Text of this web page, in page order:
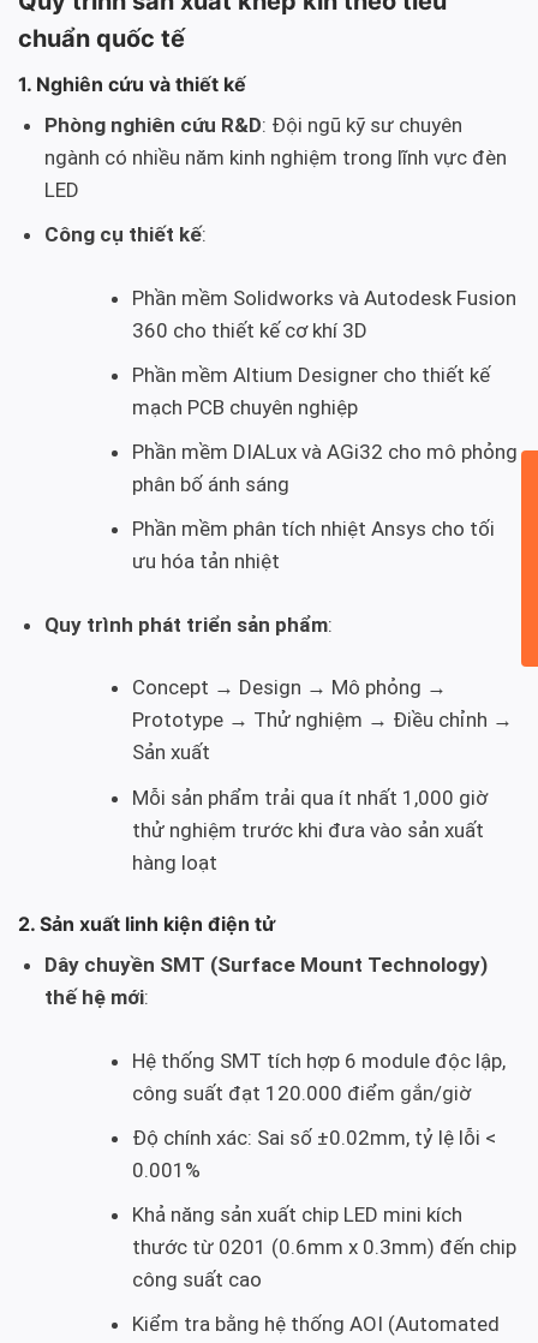
chuẩn quốc tế
1. Nghiên cứu và thiết kế
Phòng nghiên cứu R&D: Đội ngũ kỹ sư chuyên
ngành có nhiều năm kinh nghiệm trong lĩnh vực đèn
LED
Công cụ thiết kế:
Phần mềm Solidworks và Autodesk Fusion
360 cho thiết kế cơ khí 3D
Phần mềm Altium Designer cho thiết kế
mạch PCB chuyên nghiệp
Phần mềm DIALux và AGi32 cho mô phỏng
phân bố ánh sáng
Phần mềm phân tích nhiệt Ansys cho tối
ưu hóa tản nhiệt
Quy trình phát triển sản phẩm:
Concept → Design → Mô phỏng →
Prototype → Thử nghiệm → Điều chỉnh →
Sản xuất
Mỗi sản phẩm trải qua ít nhất 1,000 giờ
thử nghiệm trước khi đưa vào sản xuất
hàng loạt
2. Sản xuất linh kiện điện tử
Dây chuyền SMT (Surface Mount Technology)
thế hệ mới:
Hệ thống SMT tích hợp 6 module độc lập,
công suất đạt 120.000 điểm gắn/giờ
Độ chính xác: Sai số ±0.02mm, tỷ lệ lỗi <
0.001%
Khả năng sản xuất chip LED mini kích
thước từ 0201 (0.6mm x 0.3mm) đến chip
công suất cao
Kiểm tra bằng hệ thống AOI (Automated